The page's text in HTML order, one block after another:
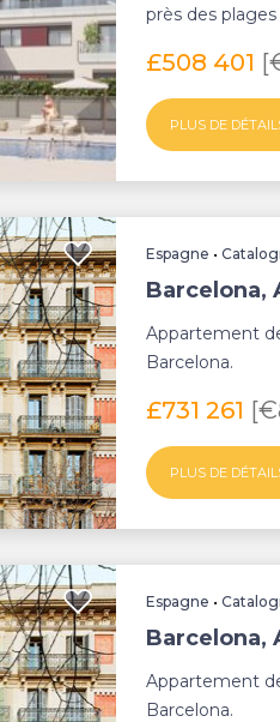
près des
£508 401
PLUS DE
Espagne •
Barcelona,
Appartement
Barcelona.
£731 261
PLUS DE
Espagne •
Barcelona,
Appartement
Barcelona.